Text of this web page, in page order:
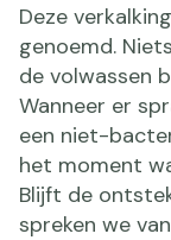
Deze
genoemd.
de volwassen
Wanneer er
een niet-
het moment
Blijft de
spreken we